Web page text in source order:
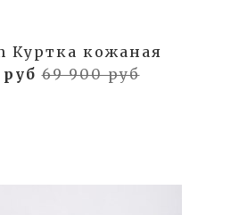
Куртка кожаная
руб69 900 руб